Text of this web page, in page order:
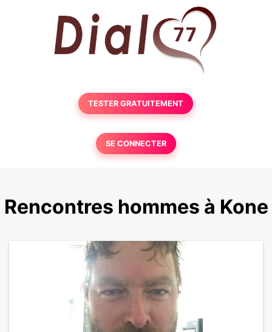
TESTER GRATUITEMENT
SE CONNECTER
Rencontres hommes à Kone